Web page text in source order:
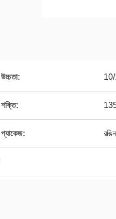
উচ্চতা:
শক্তি:
প্যাকেজ: